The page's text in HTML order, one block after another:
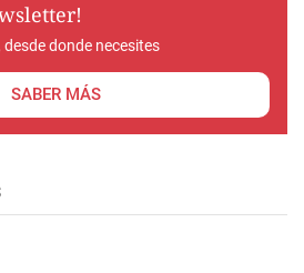
donde necesites
SABER MÁS